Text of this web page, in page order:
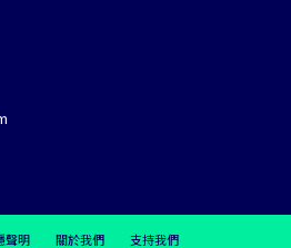
聲明 關於我們 支持我們